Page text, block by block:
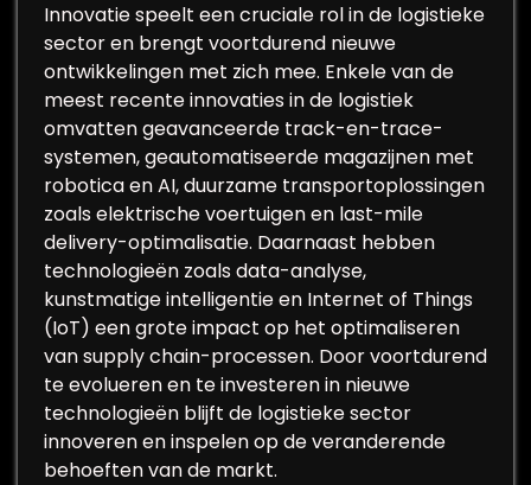
Innovatie speelt een cruciale rol in de logistieke
sector en brengt voortdurend nieuwe
ontwikkelingen met zich mee. Enkele van de
meest recente innovaties in de logistiek
omvatten geavanceerde track-en-trace-
systemen, geautomatiseerde magazijnen met
robotica en AI, duurzame transportoplossingen
zoals elektrische voertuigen en last-mile
delivery-optimalisatie. Daarnaast hebben
technologieën zoals data-analyse,
kunstmatige intelligentie en Internet of Things
(IoT) een grote impact op het optimaliseren
van supply chain-processen. Door voortdurend
te evolueren en te investeren in nieuwe
technologieën blijft de logistieke sector
innoveren en inspelen op de veranderende
behoeften van de markt.